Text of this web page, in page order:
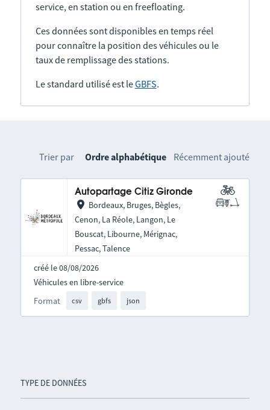
service, en station ou en freefloating.
Ces données sont disponibles en temps réel
pour connaître la position des véhicules ou le
taux de remplissage des stations.
Le standard utilisé est leGBFS.
TYPE DE DONNÉES
Trier par Ordre alphabétique Récemment ajouté
Autopartage Citiz Gironde
Bordeaux, Bruges, Bègles,
Cenon, La Réole, Langon, Le
Bouscat, Libourne, Mérignac,
Pessac, Talence
créé le 08/08/2026
Format csv gbfs json
Véhicules en libre-service